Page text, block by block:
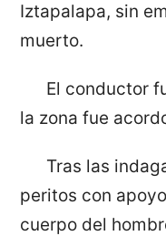
Iztapalapa, sin
muerto.
El conductor
la zona fue
Tras las
peritos con
cuerpo del